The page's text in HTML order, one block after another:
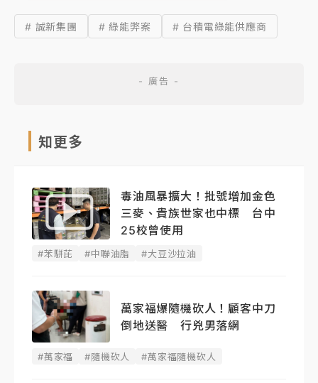
# 誠新集團 # 綠能弊案 # 台積電綠能供應商
知更多
毒油風暴擴大！批號增加金色
三麥、貴族世家也中標 台中
25校曾使用
#苯駢芘 #中聯油脂 #大豆沙拉油
萬家福爆隨機砍人！顧客中刀
倒地送醫 行兇男落網
#萬家福 #隨機砍人 #萬家福隨機砍人